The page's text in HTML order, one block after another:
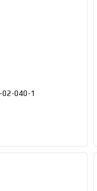
02-040-1